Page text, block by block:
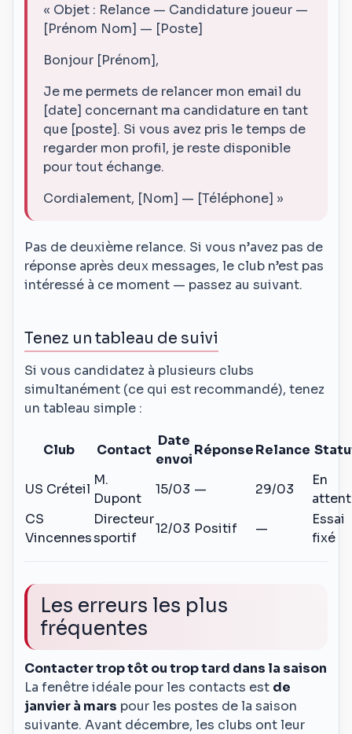
« Objet : Relance — Candidature joueur —
[Prénom Nom] — [Poste]
Bonjour [Prénom],
Je me permets de relancer mon email du
[date] concernant ma candidature en tant
que [poste]. Si vous avez pris le temps de
regarder mon profil, je reste disponible
pour tout échange.
Cordialement, [Nom] — [Téléphone] »
Pas de deuxième relance. Si vous n’avez pas de
réponse après deux messages, le club n’est pas
intéressé à ce moment — passez au suivant.
Tenez un tableau de suivi
Si vous candidatez à plusieurs clubs
simultanément (ce qui est recommandé), tenez
un tableau simple :
Club Contact
Date
envoi
RéponseRelance
US Créteil
M.
Dupont
15/03 — 29/03
En
CS
Vincennes
Directeur
sportif
12/03 Positif —
Essai
fixé
Les erreurs les plus
fréquentes
Contacter trop tôt ou trop tard dans la saison
La fenêtre idéale pour les contacts est de
janvier à mars pour les postes de la saison
suivante. Avant décembre, les clubs ont leur